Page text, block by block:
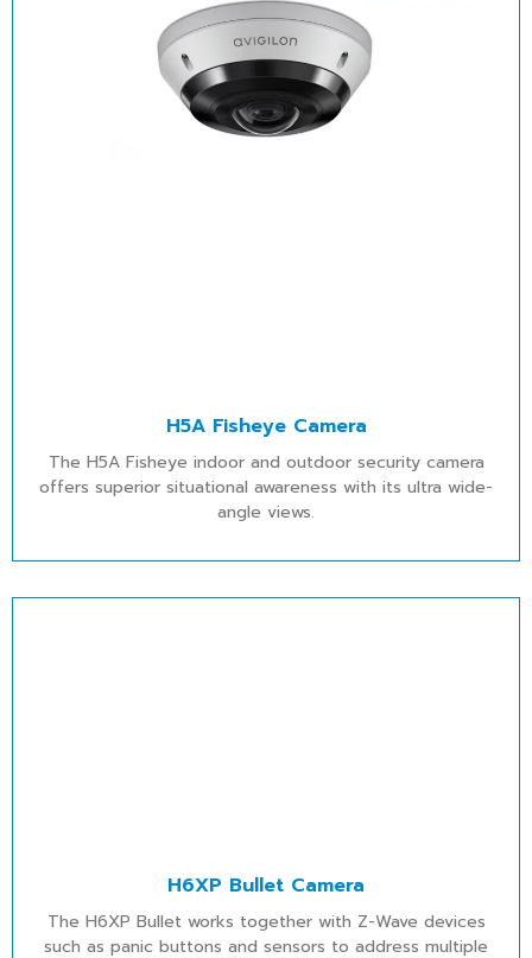
H5A Fisheye Camera
The H5A Fisheye indoor and outdoor security camera
offers superior situational awareness with its ultra wide-
angle views.
H6XP Bullet Camera
The H6XP Bullet works together with Z-Wave devices
such as panic buttons and sensors to address multiple